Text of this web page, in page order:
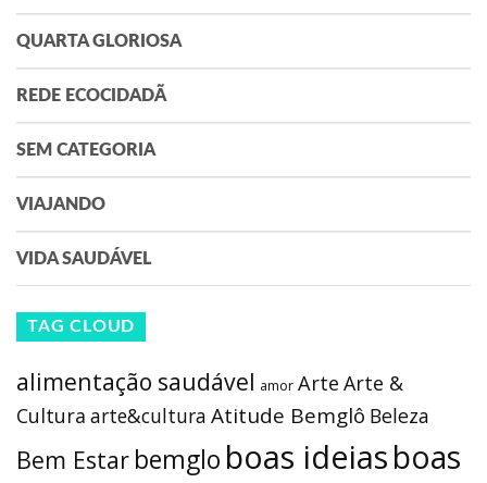
QUARTA GLORIOSA
REDE ECOCIDADÃ
SEM CATEGORIA
VIAJANDO
VIDA SAUDÁVEL
TAG CLOUD
alimentação saudável amor Arte Arte &
Cultura arte&cultura Atitude Bemglô Beleza
Bem Estar bemglo boas ideiasboas